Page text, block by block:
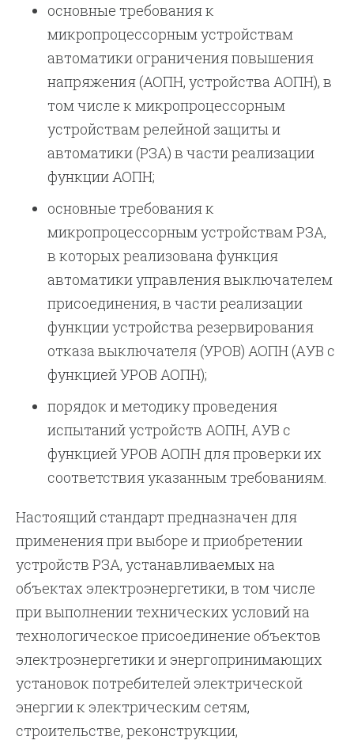
основные требования к
микропроцессорным устройствам
автоматики ограничения повышения
напряжения (АОПН, устройства АОПН), в
том числе к микропроцессорным
устройствам релейной защиты и
автоматики (РЗА) в части реализации
функции АОПН;
основные требования к
микропроцессорным устройствам РЗА,
в которых реализована функция
автоматики управления выключателем
присоединения, в части реализации
функции устройства резервирования
отказа выключателя (УРОВ) АОПН (АУВ с
функцией УРОВ АОПН);
порядок и методику проведения
испытаний устройств АОПН, АУВ с
функцией УРОВ АОПН для проверки их
соответствия указанным требованиям.
Настоящий стандарт предназначен для
применения при выборе и приобретении
устройств РЗА, устанавливаемых на
объектах электроэнергетики, в том числе
при выполнении технических условий на
технологическое присоединение объектов
электроэнергетики и энергопринимающих
установок потребителей электрической
энергии к электрическим сетям,
строительстве, реконструкции,